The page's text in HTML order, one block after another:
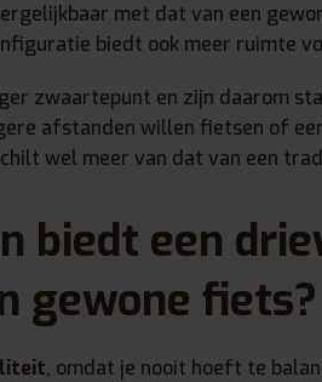
met dat van een
biedt ook meer ruimte
zwaartepunt en zijn daarom
afstanden willen fietsen of
wel meer van dat van een
biedt een
gewone fiets?
, omdat je nooit hoeft te